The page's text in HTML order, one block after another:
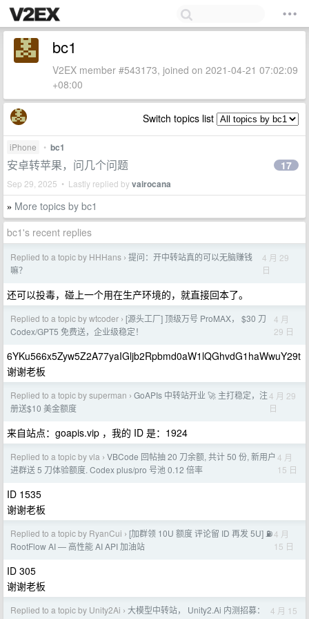
bc1
V2EX member #543173, joined on 2021-04-21 07:02:09
+08:00
Switch topics list
iPhone • bc1
安卓转苹果，问几个问题
Sep 29, 2025 • Lastly replied byvairocana
17
» More topics by bc1
bc1's recent replies
Replied to a topic by HHHans › 提问：开中转站真的可以无脑赚钱
嘛？
4 月 29
日
还可以投毒，碰上一个用在生产环境的，就直接回本了。
Replied to a topic by wtcoder › [源头工厂] 顶级万号 ProMAX， $30 刀
Codex/GPT5 免费送，企业级稳定！
4 月
29 日
6YKu566x5Zyw5Z2A77yaIGljb2Rpbmd0aW1lQGhvdG1haWwuY29t
谢谢老板
Replied to a topic by superman › GoAPIs 中转站开业 🚀 主打稳定，注
册送$10 美金额度
4 月 29
日
来自站点：goapis.vip ，我的 ID 是：1924
Replied to a topic by vla › VBCode 回帖抽 20 刀余额, 共计 50 份, 新用户
进群送 5 刀体验额度. Codex plus/pro 号池 0.12 倍率
4 月
15 日
ID 1535
谢谢老板
Replied to a topic by RyanCui › [加群领 10U 额度 评论留 ID 再发 5U] ⛽
RootFlow AI — 高性能 AI API 加油站
4 月
15 日
ID 305
谢谢老板
Replied to a topic by Unity2Ai › 大模型中转站， Unity2.Ai 内测招募：
4 月 15